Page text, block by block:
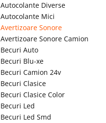
Autocolante Diverse
Autocolante Mici
Avertizoare Sonore
Avertizoare Sonore Camion
Becuri Auto
Becuri Blu-xe
Becuri Camion 24v
Becuri Clasice
Becuri Clasice Color
Becuri Led
Becuri Led Smd